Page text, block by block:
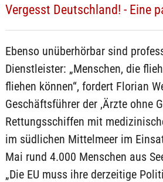
Vergesst Deutschland! - Eine
Ebenso unüberhörbar sind
Dienstleister: „Menschen, die
fliehen können“, fordert Florian
Geschäftsführer der ‚Ärzte ohne
Rettungsschiffen mit
im südlichen Mittelmeer im
Mai rund 4.000 Menschen aus
„Die EU muss ihre derzeitige